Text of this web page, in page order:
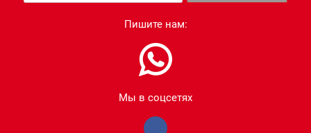
Пишите нам:
Мы в соцсетях